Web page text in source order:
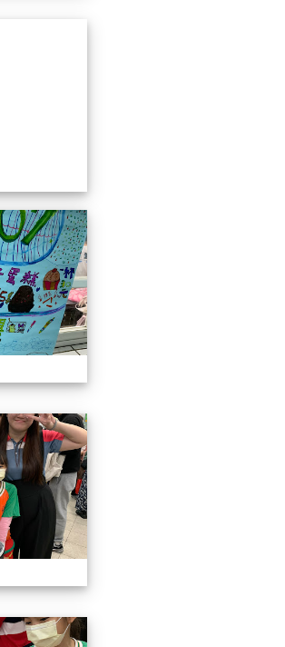
4/26親職教育日(中年級)
4/26親職教育日(中年級)